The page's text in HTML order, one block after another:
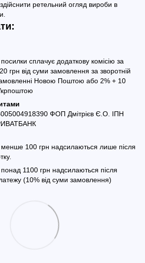
ретельний огляд вироби в
сплачує додаткову комісію за
грн від суми замовлення за зворотній
Новою Поштою або 2% + 10
ФОП Дмітрієв Є.О. ІПН
100 грн надсилаються лише після
1100 грн надсилаються після
(10% від суми замовлення)